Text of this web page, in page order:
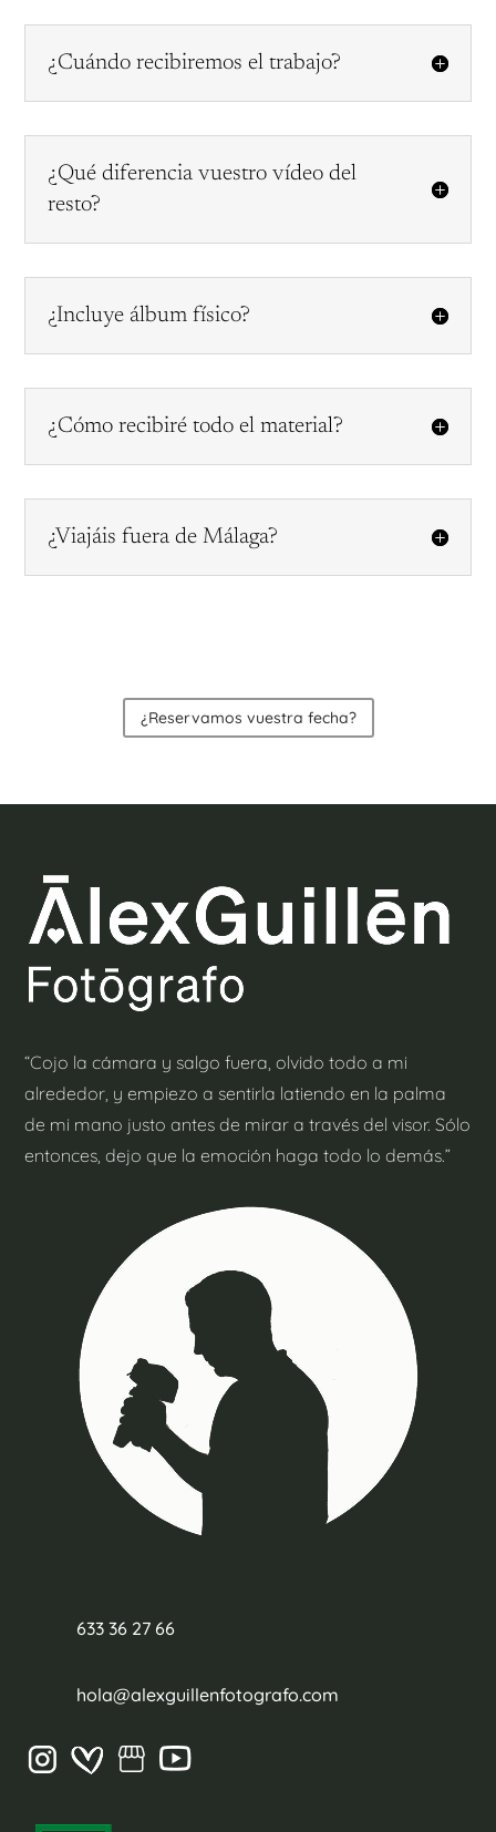
¿Cuándo recibiremos el trabajo?
¿Qué diferencia vuestro vídeo del
resto?
¿Incluye álbum físico?
¿Cómo recibiré todo el material?
¿Viajáis fuera de Málaga?
¿Reservamos vuestra fecha?
“Cojo la cámara y salgo fuera, olvido todo a mi
alrededor, y empiezo a sentirla latiendo en la palma
de mi mano justo antes de mirar a través del visor. Sólo
entonces, dejo que la emoción haga todo lo demás.”
633 36 27 66
hola@alexguillenfotografo.com